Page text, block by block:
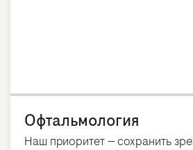
Офтальмология
Наш приоритет — сохранить